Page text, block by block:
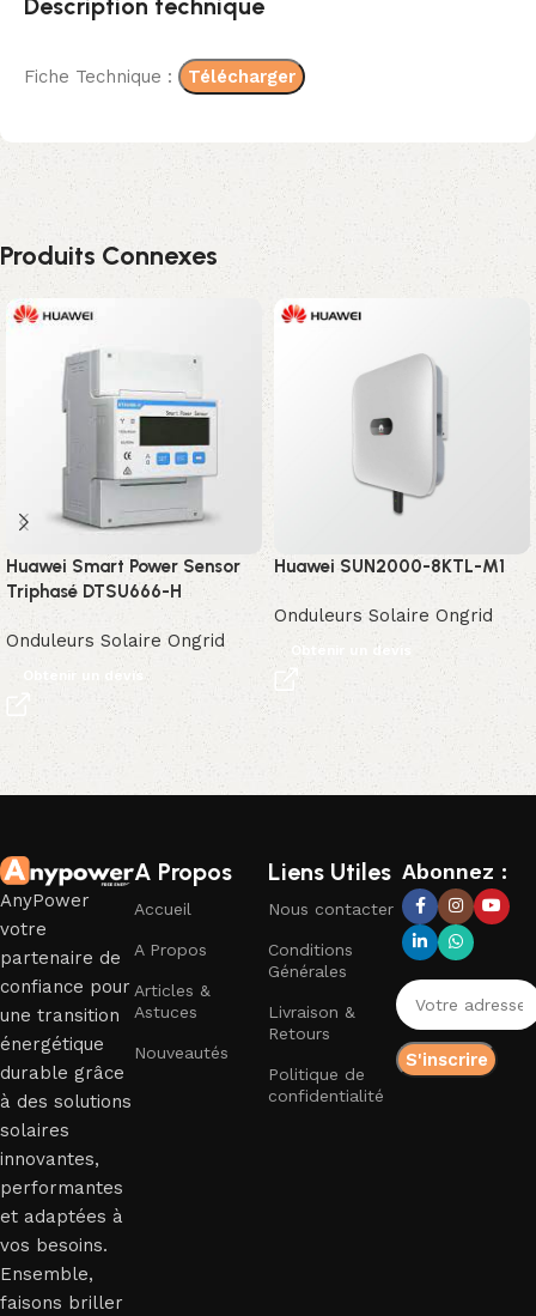
Description technique
Fiche Technique : Télécharger
Produits Connexes
Huawei Smart Power Sensor
Triphasé DTSU666-H
Onduleurs Solaire Ongrid
Obtenir un devis
Huawei SUN2000-8KTL-M1
Onduleurs Solaire Ongrid
Obtenir un devis
Read More
AnyPower
votre
partenaire de
confiance pour
une transition
énergétique
durable grâce
à des solutions
solaires
innovantes,
performantes
et adaptées à
vos besoins.
Ensemble,
faisons briller
A Propos
Accueil
A Propos
Articles &
Astuces
Nouveautés
Liens Utiles
Nous contacter
Conditions
Générales
Livraison &
Retours
Politique de
confidentialité
Abonnez :